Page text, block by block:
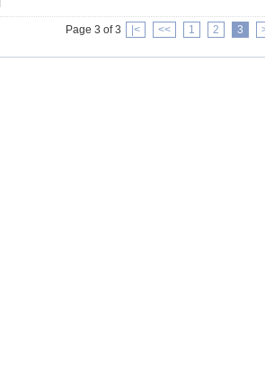
Page 3 of 3 |< << 1 2 3